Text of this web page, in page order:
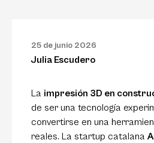
25 de junio 2026
Julia Escudero
La impresión 3D en
de ser una tecnología
convertirse en una
reales. La startup catalana